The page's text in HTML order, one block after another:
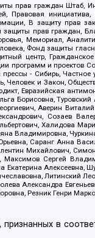
прав граждан Штаб,
инициатива,
В защиту прав
защиты прав
Мемориал,
Фонд защиты
центр,
и проектов
- Сибирь,
и Закон,
Евразийская
Туровский
Аверин
Созаев
Халидова
Владимировна,
Саранг Анна
Михайлович,
Сергей
Алексеевна,
Литинский
Александра
Резник Генри
в